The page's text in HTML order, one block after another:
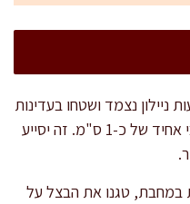
ניילון נצמד ושטחו בעדינות
בעזרת פטיש שניצלים עד לעובי אחיד של כ-1 ס"מ. זה יסייע
במחבת, טגנו את הבצל על